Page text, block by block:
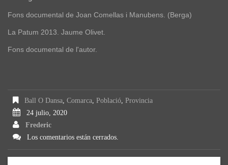
Fons documental de Joan Comellas i Manubens. (Berga)
La Patum 2013. Jaume Olivet.
Fons documental de l'autor.
Ball O Dansa Comarca Població Provincia
24 julio, 2020
Frederic
Los comentarios están cerrados.